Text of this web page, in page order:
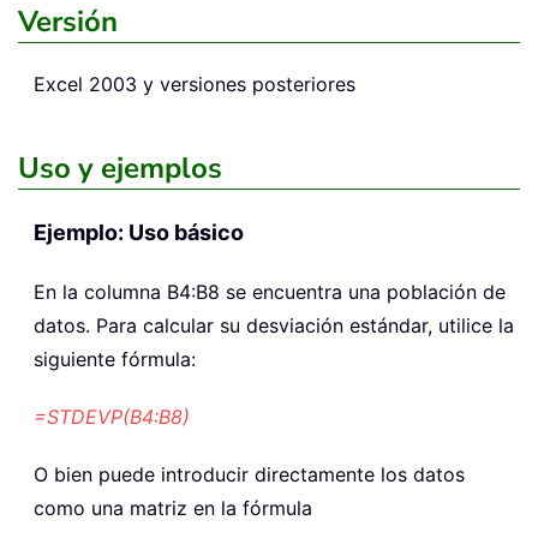
Versión
Excel 2003 y versiones posteriores
Uso y ejemplos
Ejemplo: Uso básico
En la columna B4:B8 se encuentra una población de
datos. Para calcular su desviación estándar, utilice la
siguiente fórmula:
=STDEVP(B4:B8)
O bien puede introducir directamente los datos
como una matriz en la fórmula